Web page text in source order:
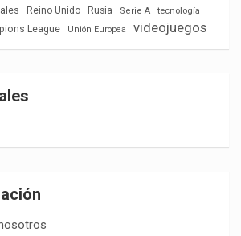
Reino Unido Rusia Serie A
tecnología
League Unión Europea videojuegos